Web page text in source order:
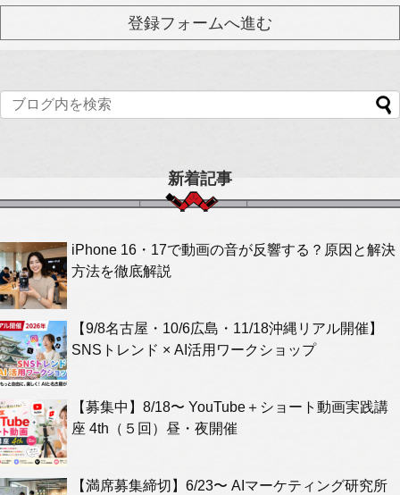
新着記事
iPhone 16・17で動画の音が反響する？原因と解決
方法を徹底解説
【9/8名古屋・10/6広島・11/18沖縄リアル開催】
SNSトレンド × AI活用ワークショップ
【募集中】8/18〜 YouTube＋ショート動画実践講
座 4th（５回）昼・夜開催
【満席募集締切】6/23〜 AIマーケティング研究所